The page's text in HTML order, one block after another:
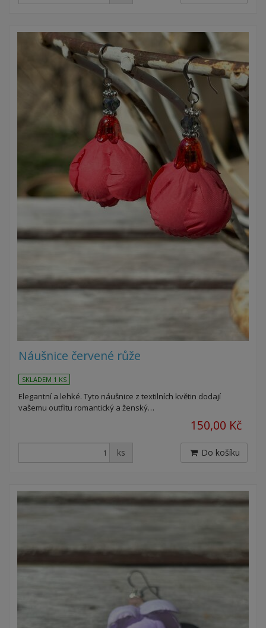
Náušnice červené růže
SKLADEM 1 KS
Elegantní a lehké. Tyto náušnice z textilních květin dodají
vašemu outfitu romantický a ženský…
150,00 Kč
ks Do košíku